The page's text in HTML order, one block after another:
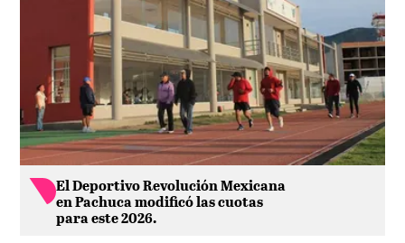
El Deportivo Revolución Mexicana
en Pachuca modificó las cuotas
para este 2026.